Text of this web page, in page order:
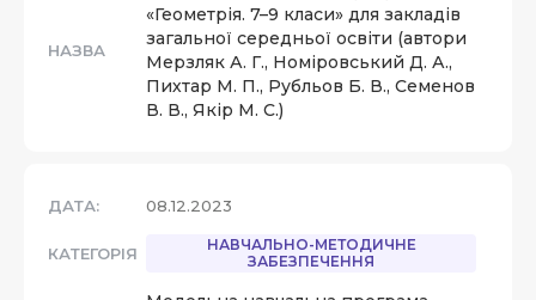
НАЗВА
«Геометрія. 7–9 класи» для закладів
загальної середньої освіти (автори
Мерзляк А. Г., Номіровський Д. А.,
Пихтар М. П., Рубльов Б. В., Семенов
В. В., Якір М. С.)
ДАТА: 08.12.2023
КАТЕГОРІЯ
НАВЧАЛЬНО-МЕТОДИЧНЕ
ЗАБЕЗПЕЧЕННЯ